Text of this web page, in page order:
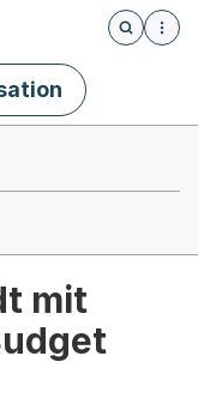
Öffnet
mit